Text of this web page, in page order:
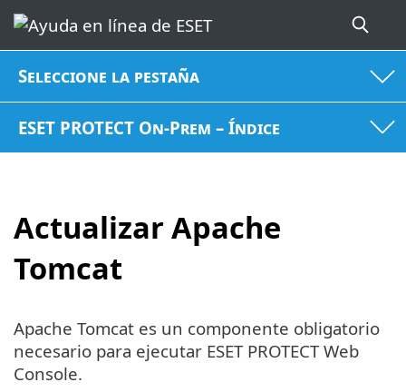
Seleccione la pestaña
ESET PROTECT On-Prem – Índice
Actualizar Apache
Tomcat
Apache Tomcat es un componente obligatorio
necesario para ejecutar ESET PROTECT Web
Console.